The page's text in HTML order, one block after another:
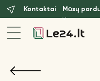
Kontaktai Mūsų